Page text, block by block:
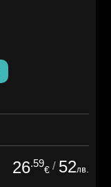
26.59
€ / 52лв.